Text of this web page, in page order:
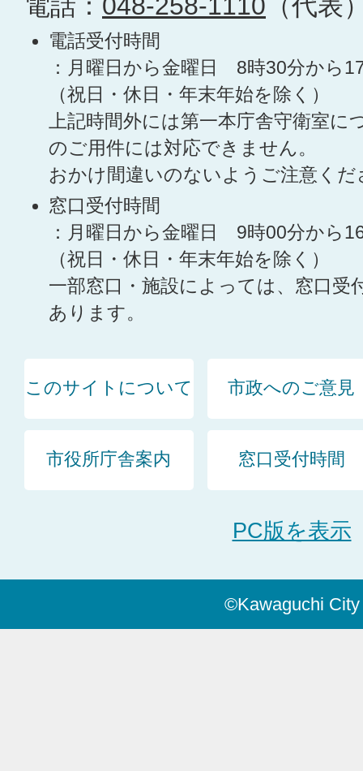
電話： 048-258-1110 （代表
電話受付時間
：月曜日から金曜日 8時30分から
（祝日・休日・年末年始を除く）
上記時間外には第一本庁舎守衛室に
のご用件には対応できません。
おかけ間違いのないようご注意くだ
窓口受付時間
：月曜日から金曜日 9時00分から
（祝日・休日・年末年始を除く）
一部窓口・施設によっては、窓口受
あります。
このサイトについて 市政へのご意見
市役所庁舎案内 窓口受付時間
PC版を表示
©Kawaguchi City